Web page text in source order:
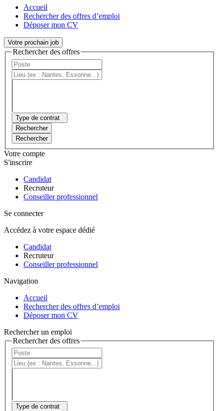
Accueil
Rechercher des offres d’emploi
Déposer mon CV
Votre prochain job
Rechercher des offres
Type de contrat
Rechercher
Rechercher
Votre compte
S'inscrire
Candidat
Recruteur
Conseiller professionnel
Se connecter
Accédez à votre espace dédié
Candidat
Recruteur
Conseiller professionnel
Navigation
Accueil
Rechercher des offres d’emploi
Déposer mon CV
Rechercher un emploi
Rechercher des offres
Type de contrat